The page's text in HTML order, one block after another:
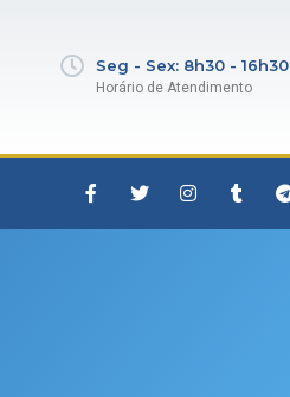
Seg - Sex: 8h30 - 16h30
Horário de Atendimento